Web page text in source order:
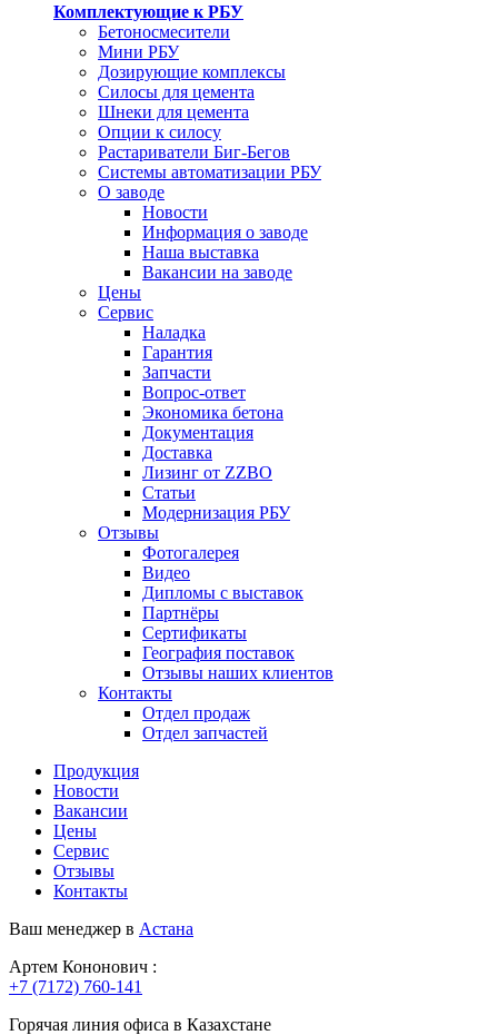
Комплектующие к РБУ
Бетоносмесители
Мини РБУ
Дозирующие комплексы
Силосы для цемента
Шнеки для цемента
Опции к силосу
Растариватели Биг-Бегов
Системы автоматизации РБУ
О заводе
Новости
Информация о заводе
Наша выставка
Вакансии на заводе
Цены
Сервис
Наладка
Гарантия
Запчасти
Вопрос-ответ
Экономика бетона
Документация
Доставка
Лизинг от ZZBO
Статьи
Модернизация РБУ
Отзывы
Фотогалерея
Видео
Дипломы с выставок
Партнёры
Сертификаты
География поставок
Отзывы наших клиентов
Контакты
Отдел продаж
Отдел запчастей
Продукция
Новости
Вакансии
Цены
Сервис
Отзывы
Контакты
Ваш менеджер в Астана
Артем Кононович :
+7 (7172) 760-141
Горячая линия офиса в Казахстане